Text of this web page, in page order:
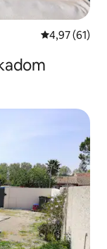
Prosječna
4,97 (61)
gosti”